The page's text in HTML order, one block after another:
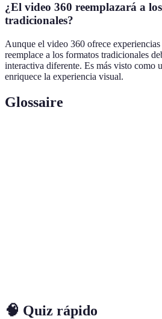
¿El video 360 reemplazará a
tradicionales?
Aunque el video 360 ofrece experiencias
reemplace a los formatos tradicionales
interactiva diferente. Es más visto como
enriquece la experiencia visual.
Glossaire
🧠 Quiz rápido